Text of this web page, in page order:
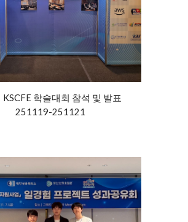
학술대회 참석 및 발표
251119-251121